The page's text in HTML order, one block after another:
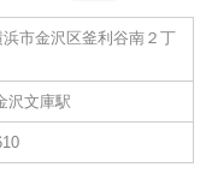
市金沢区釜利谷南２丁
沢文庫駅